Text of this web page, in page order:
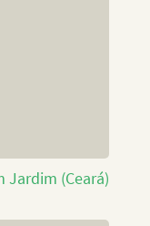
Jardim (Ceará)